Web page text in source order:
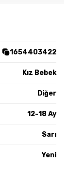
1654403422
Kız Bebek
Diğer
12-18 Ay
Sarı
Yeni